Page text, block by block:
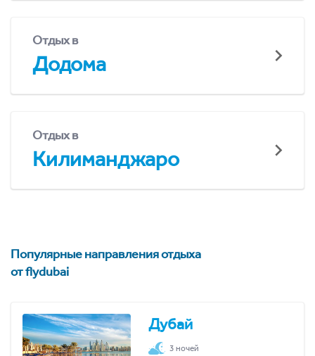
Отдых в
Додома
Отдых в
Килиманджаро
Популярные направления отдыха
от flydubai
Дубай
3 ночей